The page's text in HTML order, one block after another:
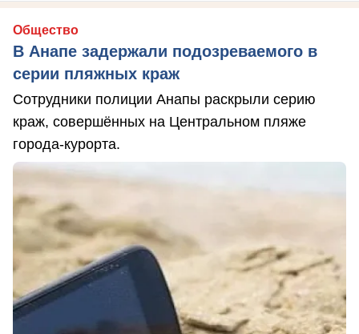
Общество
В Анапе задержали подозреваемого в
серии пляжных краж
Сотрудники полиции Анапы раскрыли серию
краж, совершённых на Центральном пляже
города-курорта.